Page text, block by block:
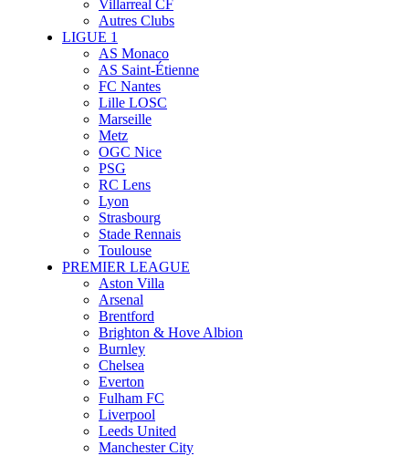
Villarreal CF
Autres Clubs
LIGUE 1
AS Monaco
AS Saint-Étienne
FC Nantes
Lille LOSC
Marseille
Metz
OGC Nice
PSG
RC Lens
Lyon
Strasbourg
Stade Rennais
Toulouse
PREMIER LEAGUE
Aston Villa
Arsenal
Brentford
Brighton & Hove Albion
Burnley
Chelsea
Everton
Fulham FC
Liverpool
Leeds United
Manchester City